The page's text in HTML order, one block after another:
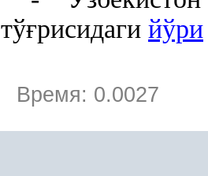
тўғрисидаги йўри
Время: 0.0027